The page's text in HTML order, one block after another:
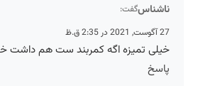
ناشناسگفت:
27 آگوست, 2021 در 2:35 ق.ظ
خیلی تمیزه اگه کمربند ست هم داشت
پاسخ